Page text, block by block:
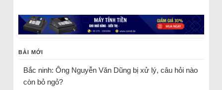
BÀI MỚI
Bắc ninh: Ông Nguyễn Văn Dũng bị xử lý, câu hỏi nào
còn bỏ ngỏ?